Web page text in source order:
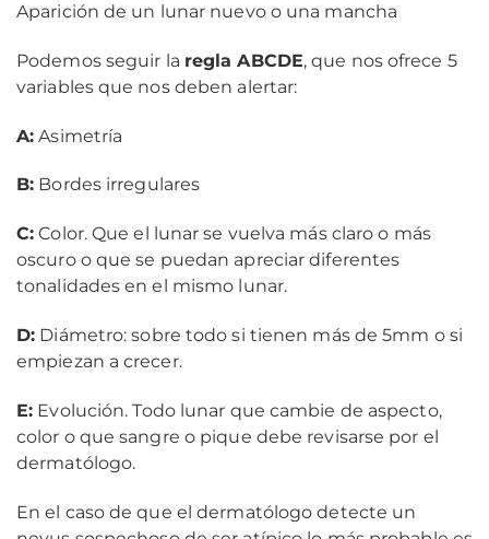
Aparición de un lunar nuevo o una mancha
Podemos seguir la regla ABCDE, que nos ofrece 5
variables que nos deben alertar:
A: Asimetría
B: Bordes irregulares
C: Color. Que el lunar se vuelva más claro o más
oscuro o que se puedan apreciar diferentes
tonalidades en el mismo lunar.
D: Diámetro: sobre todo si tienen más de 5mm o si
empiezan a crecer.
E: Evolución. Todo lunar que cambie de aspecto,
color o que sangre o pique debe revisarse por el
dermatólogo.
En el caso de que el dermatólogo detecte un